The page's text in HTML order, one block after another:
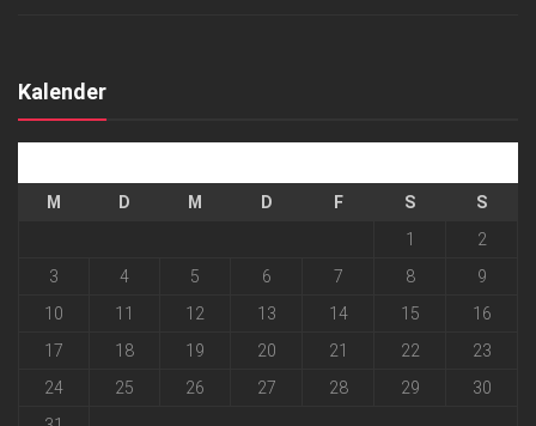
Kalender
M D M D F S
S
1
2
3
4 5 6 7 8
9
10
11 12 13 14 15
16
17
18 19 20 21 22
23
24
25 26 27 28 29
30